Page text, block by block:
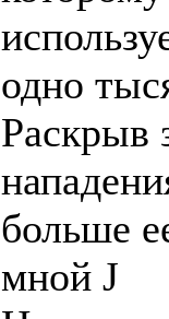
одно
Раскрыв
больше
мной J